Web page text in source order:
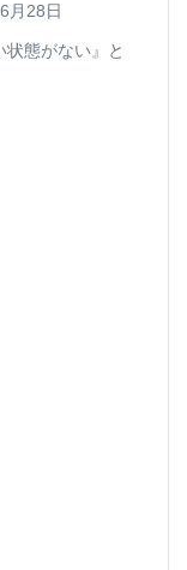
月28日
態がない』と